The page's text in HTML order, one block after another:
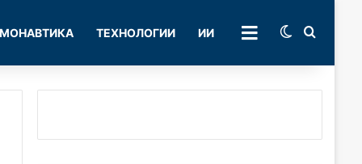
ТЕХНОЛОГИИ ИИ РУБРИКИSwitch skin